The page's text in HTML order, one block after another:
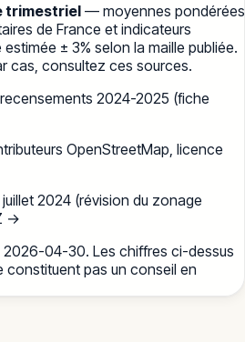
trimestriel — moyennes pondérées
de France et indicateurs
estimée ± 3% selon la maille publiée.
cas, consultez ces sources.
2024-2025 (fiche
OpenStreetMap , licence
2024 (révision du zonage
→
2026-04-30. Les chiffres ci-dessus
constituent pas un conseil en